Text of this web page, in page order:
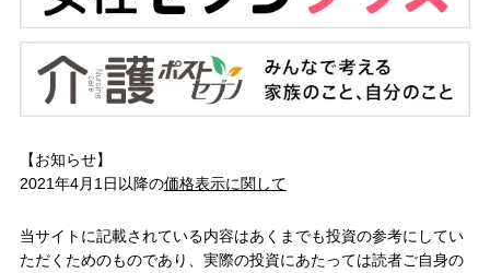
【お知らせ】
2021年4月1日以降の価格表示に関して
当サイトに記載されている内容はあくまでも投資の参考にしてい
ただくためのものであり、実際の投資にあたっては読者ご自身の